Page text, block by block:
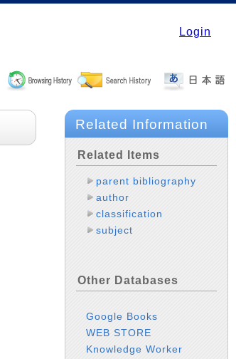
Login
Related Information
Related Items
parent bibliography
author
classification
subject
Other Databases
Google Books
WEB STORE
Knowledge Worker